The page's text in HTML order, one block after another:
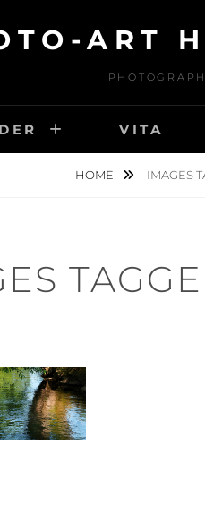
ART
VITA
HOME IMAGES